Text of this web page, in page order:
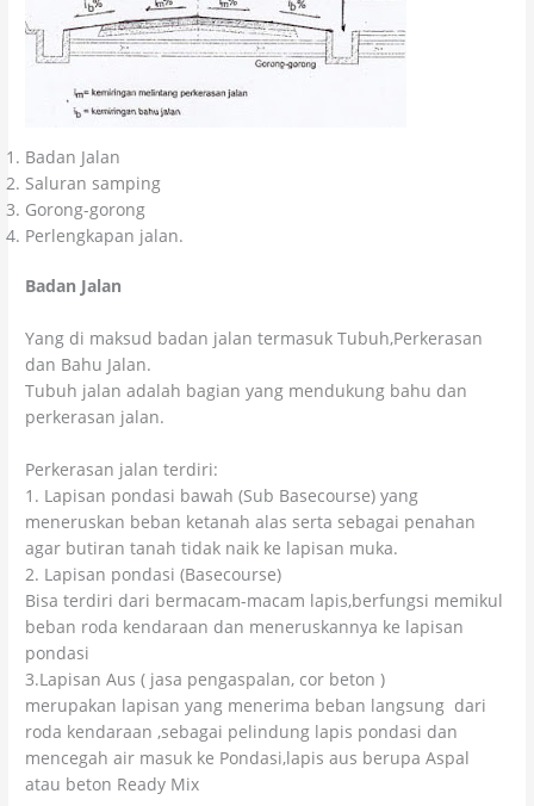
Badan Jalan
Saluran samping
Gorong-gorong
Perlengkapan jalan.
Badan Jalan
Yang di maksud badan jalan termasuk Tubuh,Perkerasan
dan Bahu Jalan.
Tubuh jalan adalah bagian yang mendukung bahu dan
perkerasan jalan.
Perkerasan jalan terdiri:
1. Lapisan pondasi bawah (Sub Basecourse) yang
meneruskan beban ketanah alas serta sebagai penahan
agar butiran tanah tidak naik ke lapisan muka.
2. Lapisan pondasi (Basecourse)
Bisa terdiri dari bermacam-macam lapis,berfungsi memikul
beban roda kendaraan dan meneruskannya ke lapisan
pondasi
3.Lapisan Aus ( jasa pengaspalan, cor beton )
merupakan lapisan yang menerima beban langsung dari
roda kendaraan ,sebagai pelindung lapis pondasi dan
mencegah air masuk ke Pondasi,lapis aus berupa Aspal
atau beton Ready Mix